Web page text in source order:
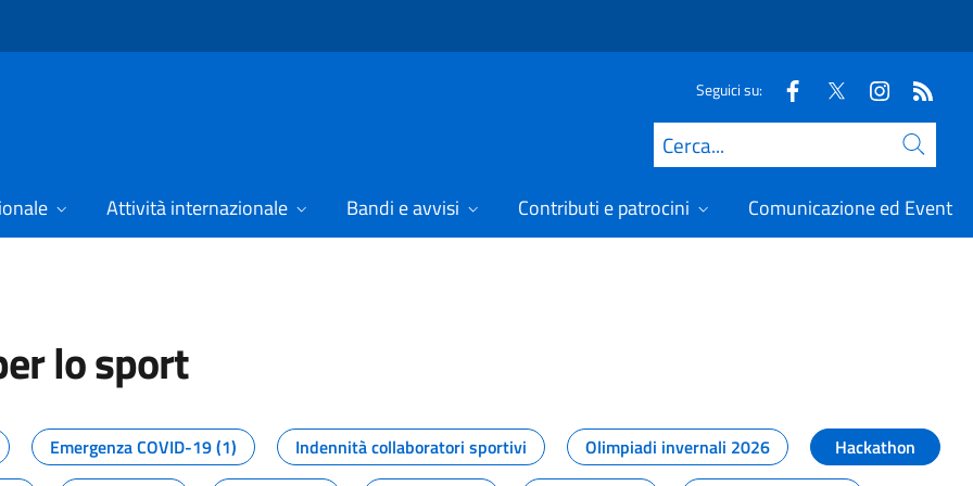
Seguici su:
Cerca
Attività internazionale Bandi e avvisi Contributi e patrocini Comunicazione ed Eventi
lo sport
dal Dipartimento per lo sport
Emergenza COVID-19 (1) Indennità collaboratori sportivi Olimpiadi invernali 2026
Hackathon